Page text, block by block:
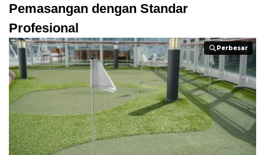
Pemasangan dengan Standar
Profesional
Perbesar
Perbesar